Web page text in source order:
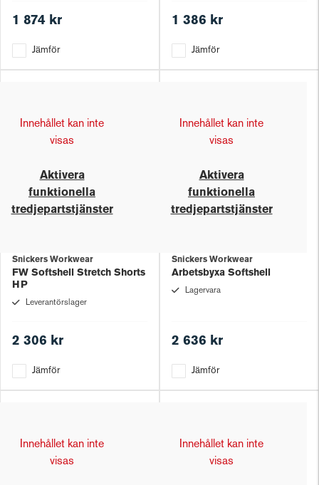
1 874 kr
Jämför
1 386 kr
Jämför
Innehållet kan inte
visas
Aktivera
funktionella
tredjepartstjänster
Snickers Workwear
FW Softshell Stretch Shorts
HP
Leverantörslager
2 306 kr
Jämför
Innehållet kan inte
visas
Aktivera
funktionella
tredjepartstjänster
Snickers Workwear
Arbetsbyxa Softshell
Lagervara
2 636 kr
Jämför
Innehållet kan inte
visas
Innehållet kan inte
visas